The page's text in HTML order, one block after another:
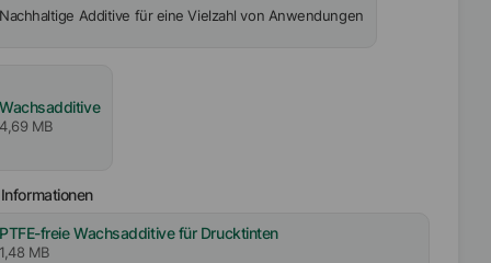
Additive für eine Vielzahl von Anwendungen
MB
freie Wachsadditive für Drucktinten
MB